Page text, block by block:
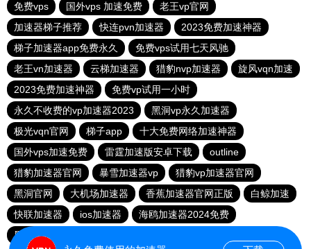
免费vps
国外vps 加速免费
老王vp官网
加速器梯子推荐
快连pvn加速器
2023免费加速神器
梯子加速器app免费永久
免费vps试用七天风驰
老王vn加速器
云梯加速器 猎豹nvp加速器
旋风vqn加速
2023免费加速神器
免费vp试用一小时
永久不收费的vp加速器2023
黑洞vp永久加速器
极光vqn官网
梯子app
十大免费网络加速神器
国外vps加速免费
雷霆加速版安卓下载
outline
猎豹加速器官网
暴雪加速器vp
猎豹vp加速器官网
黑洞官网
大机场加速器 香蕉加速器官网正版
白鲸加速
快联加速器
ios加速器
海鸥加速器2024免费
黑洞加速npv官网下载